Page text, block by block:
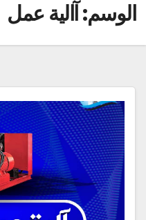
الوسم: آالية عمل